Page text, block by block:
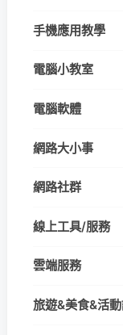
手機應用教學
電腦小教室
電腦軟體
網路大小事
網路社群
線上工具/服務
雲端服務
旅遊&美食&活